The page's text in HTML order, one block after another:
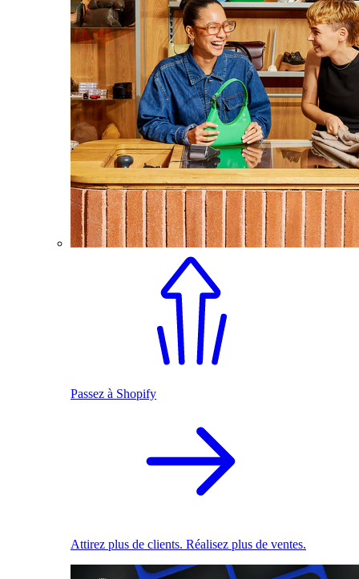
Passez à Shopify
Attirez plus de clients. Réalisez plus de ventes.